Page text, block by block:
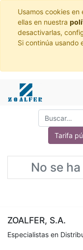
Usamos cookies
ellas en nuestra
desactivarlas,
Si continúa usando
Tarifa
No se
ZOALFER, S.A.
Especialistas en